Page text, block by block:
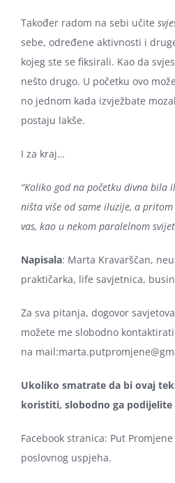
Također radom na sebi učite
sebe, određene aktivnosti i
kojeg ste se fiksirali. Kao da
nešto drugo. U početku ovo
no jednom kada izvježbate
postaju lakše.
I za kraj…
“Koliko god na početku divna bila
ništa više od same iluzije, a
vas, kao u nekom paralelnom
Napisala: Marta Kravarščan,
praktičarka, life savjetnica,
Za sva pitanja, dogovor
možete me slobodno
na
Ukoliko smatrate da bi ovaj
koristiti, slobodno ga podijelite
Facebook stranica: Put
poslovnog uspjeha.